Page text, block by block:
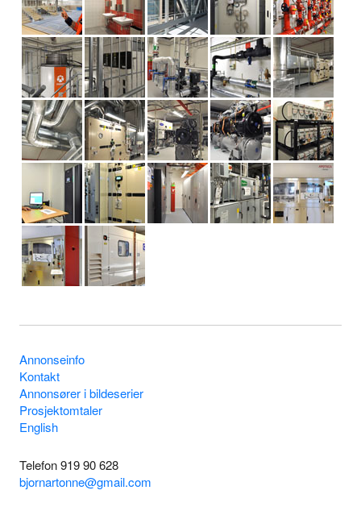
Annonseinfo
Kontakt
Annonsører i bildeserier
Prosjektomtaler
English
Telefon 919 90 628
bjornartonne@gmail.com